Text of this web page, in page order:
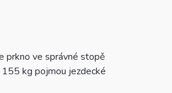
prkno ve správné stopě
kg pojmou jezdecké